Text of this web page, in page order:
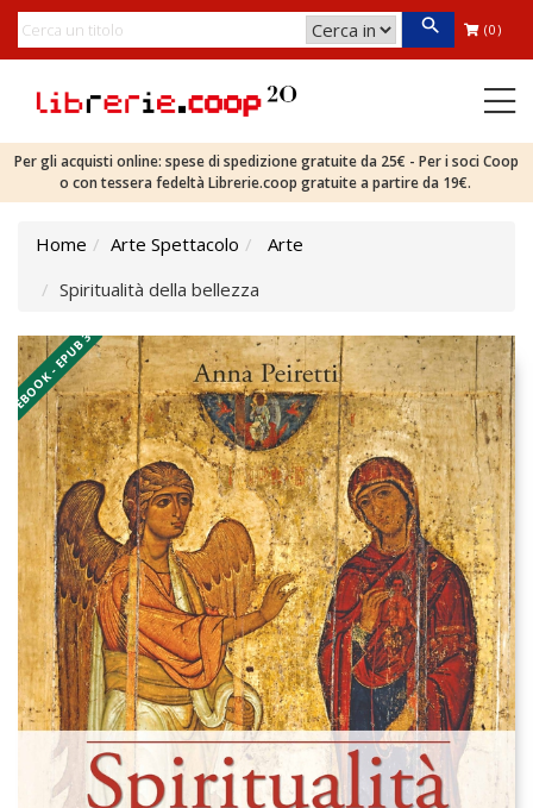
(0)
Per gli acquisti online: spese di spedizione gratuite da 25€ - Per i soci Coop
o con tessera fedeltà Librerie.coop gratuite a partire da 19€.
Home Arte Spettacolo
Arte
Spiritualità della bellezza
EBOOK - EPUB 3